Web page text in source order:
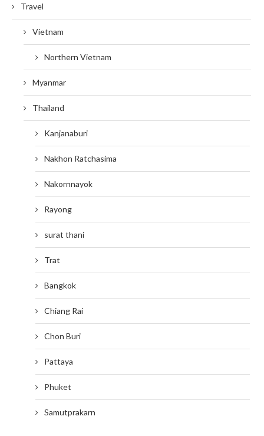
Travel
Vietnam
Northern Vietnam
Myanmar
Thailand
Kanjanaburi
Nakhon Ratchasima
Nakornnayok
Rayong
surat thani
Trat
Bangkok
Chiang Rai
Chon Buri
Pattaya
Phuket
Samutprakarn